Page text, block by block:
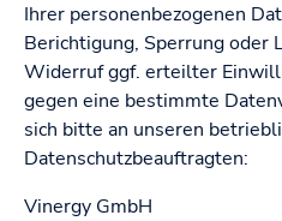
Ihrer personenbezogenen
Berichtigung, Sperrung oder
Widerruf ggf. erteilter
gegen eine bestimmte
sich bitte an unseren
Datenschutzbeauftragten:
Vinergy GmbH